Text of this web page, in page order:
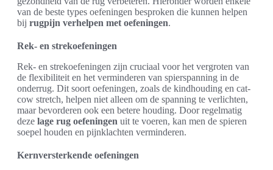
van de beste types oefeningen besproken die kunnen helpen
bij rugpijn verhelpen met oefeningen.
Rek- en strekoefeningen
Rek- en strekoefeningen zijn cruciaal voor het vergroten van
de flexibiliteit en het verminderen van spierspanning in de
onderrug. Dit soort oefeningen, zoals de kindhouding en cat-
cow stretch, helpen niet alleen om de spanning te verlichten,
maar bevorderen ook een betere houding. Door regelmatig
deze lage rug oefeningen uit te voeren, kan men de spieren
soepel houden en pijnklachten verminderen.
Kernversterkende oefeningen